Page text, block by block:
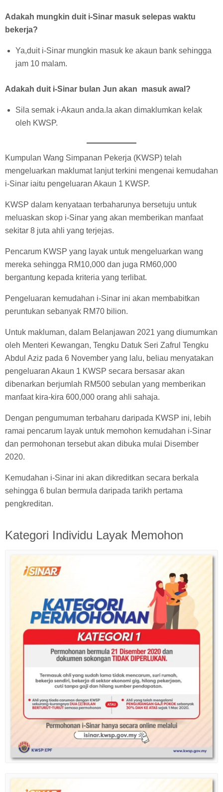
Adakah mungkin duit i-Sinar masuk selepas waktu
bekerja?
Ya,duit i-Sinar mungkin masuk ke akaun bank sehingga
jam 10 malam.
Adakah duit i-Sinar bulan Jun akan masuk awal?
Sila semak i-Akaun anda.Ia akan dimaklumkan kelak
oleh KWSP.
Kumpulan Wang Simpanan Pekerja (KWSP) telah
mengeluarkan maklumat lanjut terkini mengenai kemudahan
i-Sinar iaitu pengeluaran Akaun 1 KWSP.
KWSP dalam kenyataan terbaharunya bersetuju untuk
meluaskan skop i-Sinar yang akan memberikan manfaat
sekitar 8 juta ahli yang terjejas.
Pencarum KWSP yang layak untuk mengeluarkan wang
mereka sehingga RM10,000 dan juga RM60,000
bergantung kepada kriteria yang terlibat.
Pengeluaran kemudahan i-Sinar ini akan membabitkan
peruntukan sebanyak RM70 bilion.
Untuk makluman, dalam Belanjawan 2021 yang diumumkan
oleh Menteri Kewangan, Tengku Datuk Seri Zafrul Tengku
Abdul Aziz pada 6 November yang lalu, beliau menyatakan
pengeluaran Akaun 1 KWSP secara bersasar akan
dibenarkan berjumlah RM500 sebulan yang memberikan
manfaat kira-kira 600,000 orang ahli sahaja.
Dengan pengumuman terbaharu daripada KWSP ini, lebih
ramai pencarum layak untuk memohon kemudahan i-Sinar
dan permohonan tersebut akan dibuka mulai Disember
2020.
Kemudahan i-Sinar ini akan dikreditkan secara berkala
sehingga 6 bulan bermula daripada tarikh pertama
pengkreditan.
Kategori Individu Layak Memohon